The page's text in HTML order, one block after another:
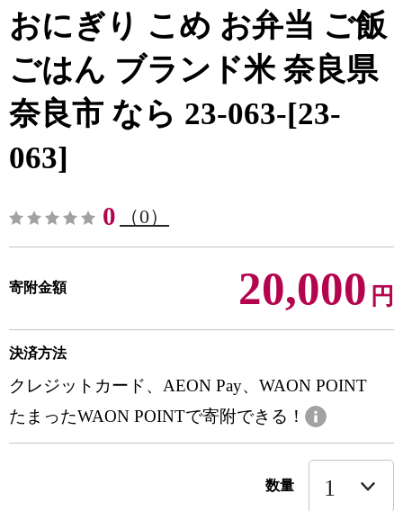
おにぎり こめ お弁当 ご飯
ごはん ブランド米 奈良県
奈良市 なら 23-063-[23-
063]
0 （0）
寄附金額 20,000 円
決済方法
クレジットカード、AEON Pay、WAON POINT
たまったWAON POINTで寄附できる！
数量